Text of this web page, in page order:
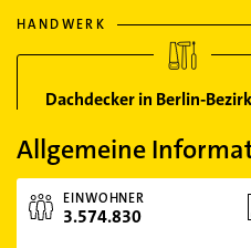
HANDWERK
Dachdecker in Berlin-
Allgemeine
EINWOHNER
3.574.830